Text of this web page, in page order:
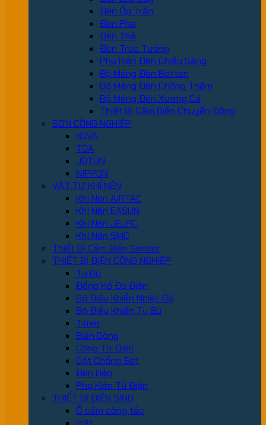
Đèn Ốp Trần
Đèn Pha
Đèn Thả
Đèn Treo Tường
Phụ Kiện Đèn Chiếu Sáng
Bộ Máng Đèn Batten
Bộ Máng Đèn Chống Thấm
Bộ Máng Đèn Xương Cá
Thiết Bị Cảm Biến Chuyển Động
SƠN CÔNG NGHIỆP
KOVA
TOA
JOTUN
NIPPON
VẬT TƯ KHÍ NÉN
Khí Nén AIRTAC
Khí Nén EASUN
Khí Nén JELPC
Khí Nén SMC
Thiết Bị Cảm Biến Sensor
THIẾT BỊ ĐIỆN CÔNG NGHIỆP
Tụ Bù
Đồng Hồ Đo Điện
Bộ Điều Khiển Nhiệt Độ
Bộ Điều Khiển Tụ Bù
Timer
Biến Dòng
Công Tơ Điện
Cột Chống Sét
Đèn Báo
Phụ Kiện Tủ Điện
THIẾT BỊ ĐIỆN SINO
Ổ cắm công tắc